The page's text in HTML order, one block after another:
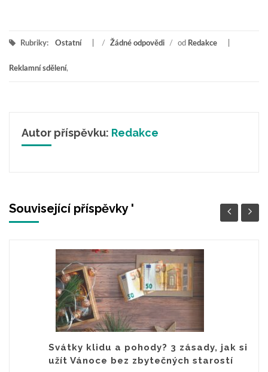
Rubriky: Ostatní / Žádné odpovědi / od Redakce
Reklamní sdělení,
Autor příspěvku: Redakce
Související příspěvky '
Svátky klidu a pohody? 3 zásady, jak si
užít Vánoce bez zbytečných starostí